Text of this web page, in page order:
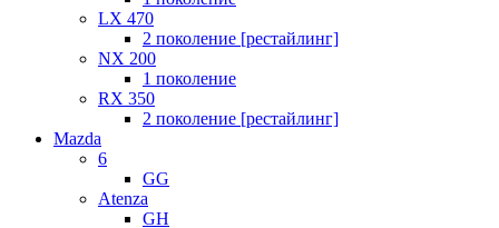
LX 470
2 поколение [рестайлинг]
NX 200
1 поколение
RX 350
2 поколение [рестайлинг]
Mazda
6
GG
Atenza
GH